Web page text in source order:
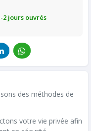
2 jours ouvrés
des méthodes de
votre vie privée afin